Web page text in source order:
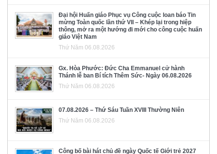
Đại hội Huấn giáo Phục vụ Công cuộc loan báo Tin
mừng Toàn quốc lần thứ VII – Khép lại trong hiệp
thông, mở ra một hướng đi mới cho công cuộc huấn
giáo Việt Nam
Thứ Năm 06.08.2026
Gx. Hòa Phước: Đức Cha Emmanuel cử hành
Thánh lễ ban Bí tích Thêm Sức- Ngày 06.08.2026
Thứ Năm 06.08.2026
07.08.2026 – Thứ Sáu Tuần XVIII Thường Niên
Thứ Năm 06.08.2026
Công bố bài hát chủ đề ngày Quốc tế Giới trẻ 2027